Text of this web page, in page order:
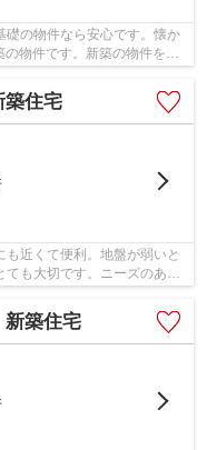
礎の物件なら安心です。懐か
物件です。新築の物件を検
住宅
近くて便利。地盤が弱いと
ても大切です。ニーズのある
築住宅